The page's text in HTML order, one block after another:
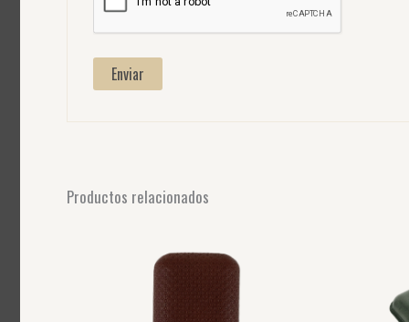
Productos relacionados
producto
múltiples